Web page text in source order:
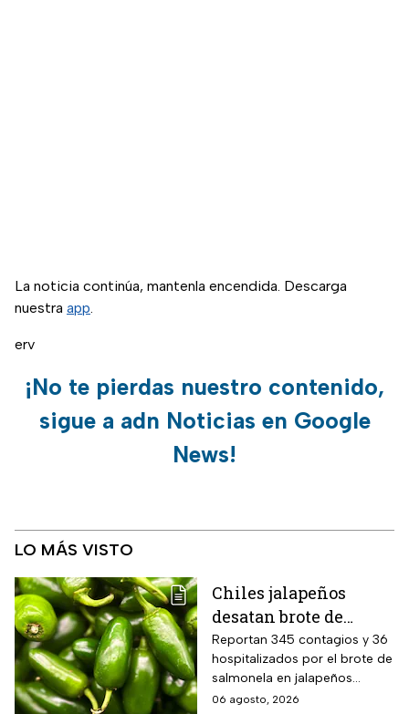
La noticia continúa, mantenla encendida. Descarga
nuestra app.
erv
¡No te pierdas nuestro contenido,
sigue a adn Noticias en Google
News!
LO MÁS VISTO
Chiles jalapeños
desatan brote de
salmonella en 27
estados de EUA
Reportan 345 contagios y 36
hospitalizados por el brote de
salmonela en jalapeños
exportados desde México
06 agosto, 2026